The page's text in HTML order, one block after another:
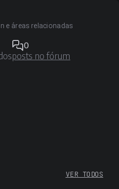
e áreas relacionadas
0
posts no fórum
VER TODOS